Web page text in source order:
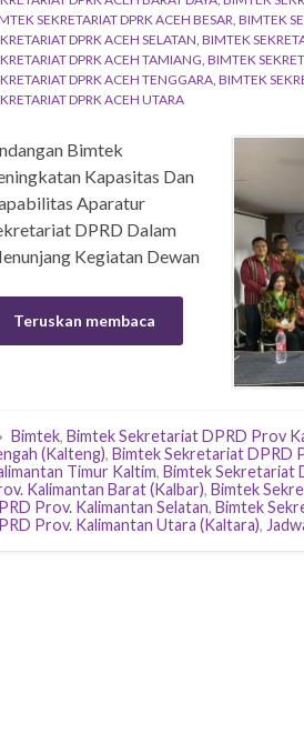
SEKRETARIAT DPRK ACEH BESAR, BIMTEK
DPRK ACEH SELATAN, BIMTEK
DPRK ACEH TAMIANG, BIMTEK
DPRK ACEH TENGGARA, BIMTEK
DPRK ACEH UTARA
Bimtek
Kapasitas Dan
Aparatur
DPRD Dalam
Kegiatan Dewan
Teruskan membaca
Bimtek, Bimtek Sekretariat DPRD Prov
(Kalteng), Bimtek Sekretariat DPRD
Timur Kaltim, Bimtek Sekretariat
Kalimantan Barat (Kalbar), Bimtek
Prov. Kalimantan Selatan, Bimtek
Prov. Kalimantan Utara (Kaltara),